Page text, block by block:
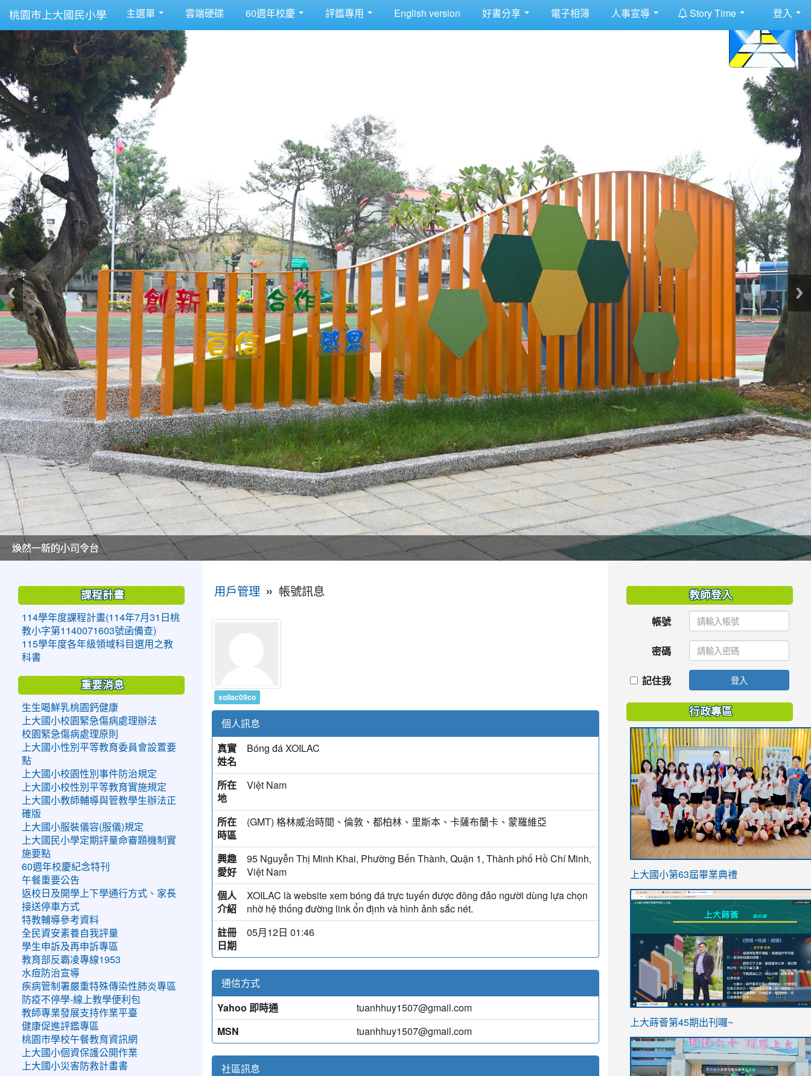
桃園市上大國民小學 主選單 雲端硬碟 60週年校慶 評鑑專用 English version 好書分享 電子相簿 人事宣導 Story Time 登入
美麗的操場是我們活力的來源
美麗的操場是我們活力的來源
煥然一新的小司令台
煥然一新的小司令台
富含桃園埤塘田園風光意象的中廊
富含桃園埤塘田園風光意象的中廊
嶄新的中庭廣場
嶄新的中庭廣場
水生池生生不息
水生池生生不息
用戶管理 » 帳號訊息
xoilac09co
個人訊息
真實
姓名
Bóng đá XOILAC
所在
地
Việt Nam
所在
時區
(GMT) 格林威治時間、倫敦、都柏林、里斯本、卡薩布蘭卡、蒙羅維亞
興趣
愛好
95 Nguyễn Thị Minh Khai, Phường Bến Thành, Quận 1, Thành phố Hồ Chí Minh,
Việt Nam
個人
介紹
XOILAC là website xem bóng đá trực tuyến được đông đảo người dùng lựa chọn
nhờ hệ thống đường link ổn định và hình ảnh sắc nét.
註冊
日期
05月12日 01:46
通信方式
Yahoo 即時通
tuanhhuy1507@gmail.com
MSN
tuanhhuy1507@gmail.com
社區訊息
課程計畫
114學年度課程計畫(114年7月31日桃
教小字第1140071603號函備查)
115學年度各年級領域科目選用之教
科書
重要消息
生生喝鮮乳桃園鈣健康
上大國小校園緊急傷病處理辦法
校園緊急傷病處理原則
上大國小性別平等教育委員會設置要
點
上大國小校園性別事件防治規定
上大國小校性別平等教育實施規定
上大國小教師輔導與管教學生辦法正
確版
上大國小服裝儀容(服儀)規定
上大國民小學定期評量命審題機制實
施要點
60週年校慶紀念特刊
午餐重要公告
返校日及開學上下學通行方式、家長
接送停車方式
特教輔導參考資料
全民資安素養自我評量
學生申訴及再申訴專區
教育部反霸凌專線1953
水痘防治宣導
疾病管制署嚴重特殊傳染性肺炎專區
防疫不停學-線上教學便利包
教師專業發展支持作業平臺
健康促進評鑑專區
桃園市學校午餐教育資訊網
上大國小個資保護公開作業
上大國小災害防救計畫書
教師登入
帳號
密碼
記住我 登入
行政專區
link
https://sites.google.com/stes.tyc.edu.tw/
上大國小第63屆畢業典禮
link
ink
https://sites.google.com/stes.tyc.edu.tw/
link
https://sites.google.com/stes.tyc.edu.tw/
上大蒔薈第45期出刊囉~